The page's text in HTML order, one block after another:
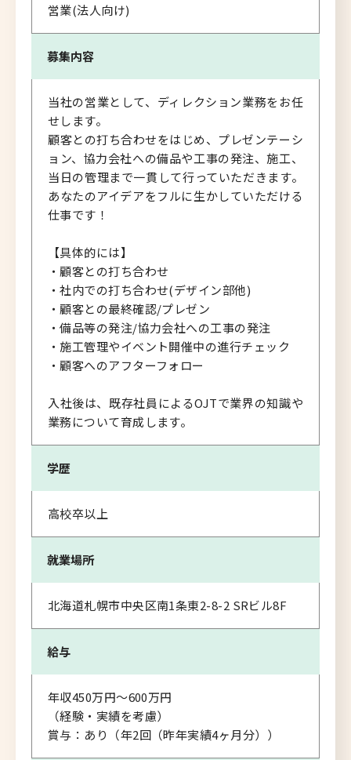
営業(法人向け)
募集内容
当社の営業として、ディレクション業務をお任
せします。
顧客との打ち合わせをはじめ、プレゼンテーシ
ョン、協力会社への備品や工事の発注、施工、
当日の管理まで一貫して行っていただきます。
あなたのアイデアをフルに生かしていただける
仕事です！
【具体的には】
・顧客との打ち合わせ
・社内での打ち合わせ(デザイン部他)
・顧客との最終確認/プレゼン
・備品等の発注/協力会社への工事の発注
・施工管理やイベント開催中の進行チェック
・顧客へのアフターフォロー
入社後は、既存社員によるOJTで業界の知識や
業務について育成します。
学歴
高校卒以上
就業場所
北海道札幌市中央区南1条東2-8-2 SRビル8F
給与
年収450万円～600万円
（経験・実績を考慮）
賞与：あり（年2回（昨年実績4ヶ月分））